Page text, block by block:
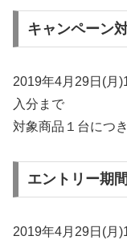
キャンペーン
2019年4月29日(月
入分まで
対象商品１台につき
エントリー期間
2019年4月29日(月